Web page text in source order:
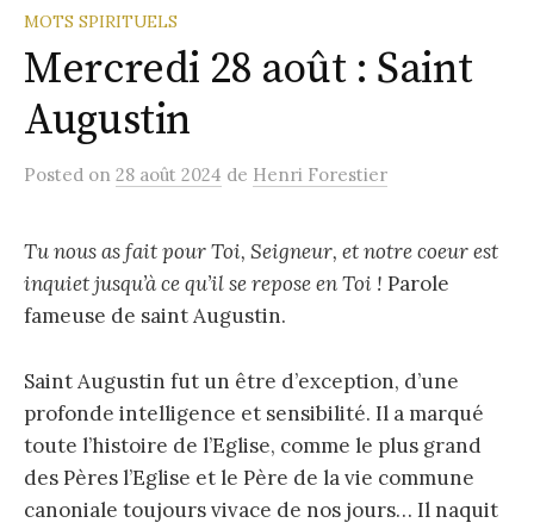
MOTS SPIRITUELS
Mercredi 28 août : Saint
Augustin
Posted on 28 août 2024 de Henri Forestier
Tu nous as fait pour Toi, Seigneur, et notre coeur est
inquiet jusqu’à ce qu’il se repose en Toi ! Parole
fameuse de saint Augustin.
Saint Augustin fut un être d’exception, d’une
profonde intelligence et sensibilité. Il a marqué
toute l’histoire de l’Eglise, comme le plus grand
des Pères l’Eglise et le Père de la vie commune
canoniale toujours vivace de nos jours… Il naquit